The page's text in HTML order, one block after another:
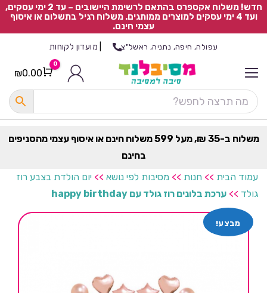
חדש! משלוח אקספרס בהתאם לרשימת היישובים – עד 2 ימי עסקים,
ועד 4 ימי עסקים למוצרים ממותגים. משלוח רגיל בתשלום או איסוף
עצמי חינם.
עפולה, חיפה, נתניה, ראשל"צ מועדון לקוחות
Cart
0
₪0.00
משלוח ב-35 ₪, מעל 599 משלוח חינם או איסוף עצמי מהסניפים
בחינם
עמוד הבית >> חנות >> מסיבות לפי נושא >> יום הולדת בצבע רוז
גולד >> ערכת בלונים רוז גולד עם happy birthday
מבצע!